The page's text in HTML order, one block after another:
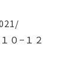
０−１２